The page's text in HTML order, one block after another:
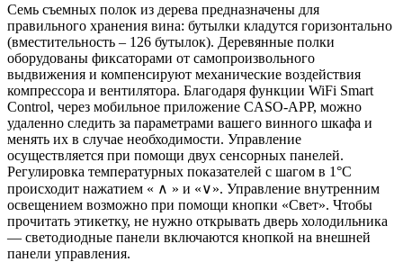
Семь съемных полок из дерева предназначены для
правильного хранения вина: бутылки кладутся горизонтально
(вместительность – 126 бутылок). Деревянные полки
оборудованы фиксаторами от самопроизвольного
выдвижения и компенсируют механические воздействия
компрессора и вентилятора. Благодаря функции WiFi Smart
Control, через мобильное приложение CASO-APP, можно
удаленно следить за параметрами вашего винного шкафа и
менять их в случае необходимости. Управление
осуществляется при помощи двух сенсорных панелей.
Регулировка температурных показателей с шагом в 1°C
происходит нажатием « ∧ » и «∨». Управление внутренним
освещением возможно при помощи кнопки «Свет». Чтобы
прочитать этикетку, не нужно открывать дверь холодильника
— светодиодные панели включаются кнопкой на внешней
панели управления.